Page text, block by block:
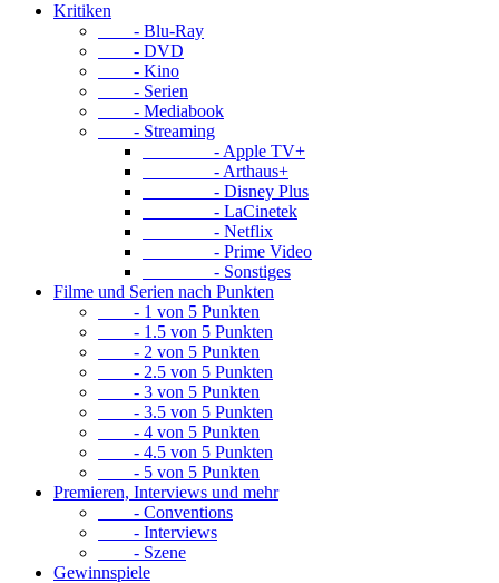
Kritiken
- Blu-Ray
- DVD
- Kino
- Serien
- Mediabook
- Streaming
- Apple TV+
- Arthaus+
- Disney Plus
- LaCinetek
- Netflix
- Prime Video
- Sonstiges
Filme und Serien nach Punkten
- 1 von 5 Punkten
- 1.5 von 5 Punkten
- 2 von 5 Punkten
- 2.5 von 5 Punkten
- 3 von 5 Punkten
- 3.5 von 5 Punkten
- 4 von 5 Punkten
- 4.5 von 5 Punkten
- 5 von 5 Punkten
Premieren, Interviews und mehr
- Conventions
- Interviews
- Szene
Gewinnspiele